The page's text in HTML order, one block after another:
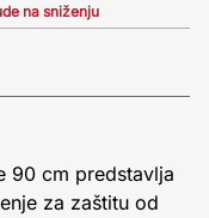
na sniženju
90 cm predstavlja
za zaštitu od